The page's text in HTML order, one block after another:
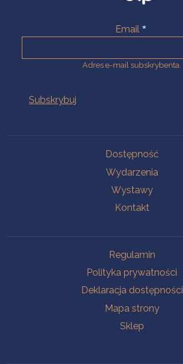
Email
Adres e-mail subskrybenta.
Dostępność
Wydarzenia
Wystawy
Kontakt
Regulamin
Polityka prywatności
Deklaracja dostępności
Mapa strony
Sklep